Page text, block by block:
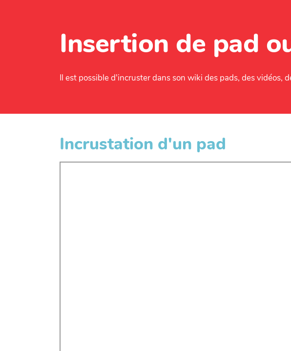
Insertion de pad
Il est possible d'incruster dans son wiki des pads, des vidéos,
Incrustation d'un pad